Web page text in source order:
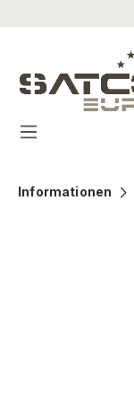
Zum Hauptinhalt
Informationen